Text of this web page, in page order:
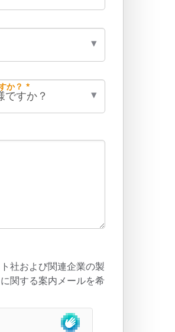
か？ *
社および関連企業の製
関する案内メールを希